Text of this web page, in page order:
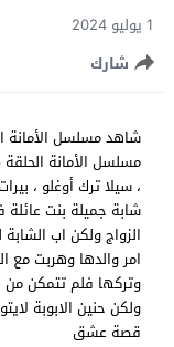
1 يوليو 2024
شارك
، سيلا ترك أوغلو ،
شابة جميلة بنت
الزواج ولكن اب
امر والدها وهربت مع
وتركها فلم تتمكن من
ولكن حنين الابوبة
قصة عشق